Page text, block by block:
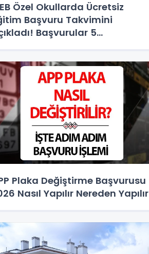
Özel Okullarda Ücretsiz
Başvuru Takvimini
Başvurular 5
Plaka Değiştirme Başvurusu
Nasıl Yapılır Nereden Yapılır